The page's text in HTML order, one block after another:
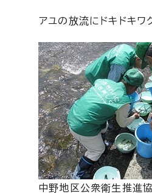
アユの放流にドキドキワ
中野地区公衆衛生推進